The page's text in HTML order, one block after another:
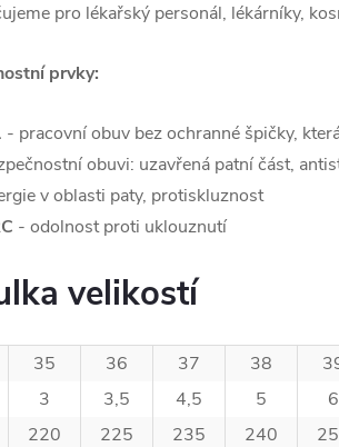
pro lékařský personál, lékárníky,
prvky:
- pracovní obuv bez ochranné špičky,
obuvi: uzavřená patní část,
v oblasti paty, protiskluznost
- odolnost proti uklouznutí
velikostí
35 36 37 38
3 3,5 4,5 5
6
220 225 235 240